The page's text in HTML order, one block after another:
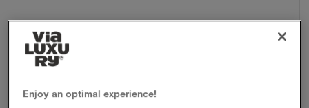
Enjoy an optimal experience!